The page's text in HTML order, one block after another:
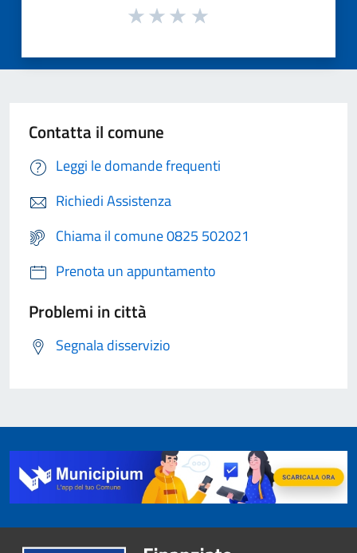
Contatta il comune
Leggi le domande frequenti
Richiedi Assistenza
Chiama il comune 0825 502021
Prenota un appuntamento
Problemi in città
Segnala disservizio